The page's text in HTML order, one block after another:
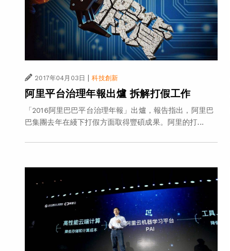
2017年04月03日 | 科技創新
阿里平台治理年報出爐 拆解打假工作
「2016阿里巴巴平台治理年報」出爐，報告指出，阿里巴
巴集團去年在綫下打假方面取得豐碩成果。阿里的打...